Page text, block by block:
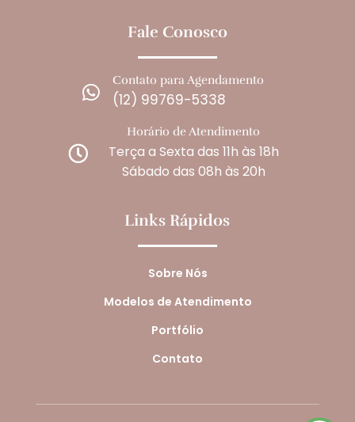
Fale Conosco

Contato para Agendamento
(12) 99769-5338

Horário de Atendimento
Terça a Sexta das 11h às 18h
Sábado das 08h às 20h
Links Rápidos
Sobre Nós
Modelos de Atendimento
Portfólio
Contato